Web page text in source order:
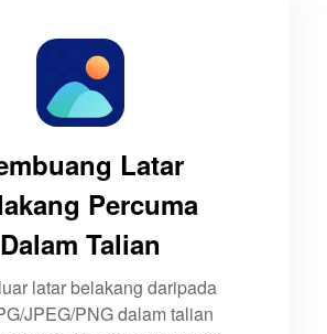
Latar
Percuma
Dalam Talian
latar belakang daripada
JPEG/PNG dalam talian